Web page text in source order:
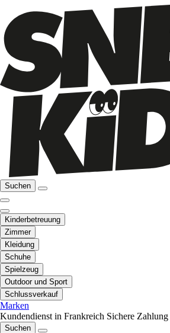
Suchen
Kinderbetreuung
Zimmer
Kleidung
Schuhe
Spielzeug
Outdoor und Sport
Schlussverkauf
Marken
Kundendienst in Frankreich Sichere Zahlung
Suchen